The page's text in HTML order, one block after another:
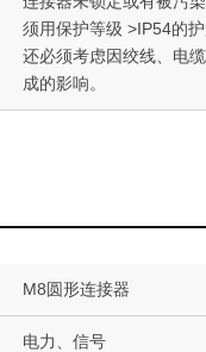
须用保护等级 >IP54的护
还必须考虑因绞线、电
成的影响。
M8圆形连接器
电力、信号